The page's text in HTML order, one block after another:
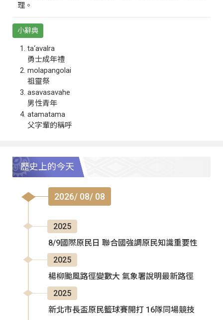
理。
小辭典
ta‘avalra
勇士成年禮
molapangolai
祖靈祭
asavasavahe
男性青年
atamatama
父字輩的稱呼
歷史上的今天
2026/ 08/ 08
2025
8/9國際原民日 聯合國強調原民知識重要性
2025
楊柳颱風路徑變數大 氣象署說明最新路徑
2025
新北市長盃原民籃球賽開打 16隊同場競技